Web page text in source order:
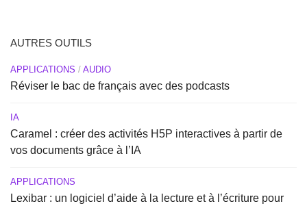
AUTRES OUTILS
APPLICATIONS / AUDIO
Réviser le bac de français avec des podcasts
IA
Caramel : créer des activités H5P interactives à partir de
vos documents grâce à l’IA
APPLICATIONS
Lexibar : un logiciel d’aide à la lecture et à l’écriture pour